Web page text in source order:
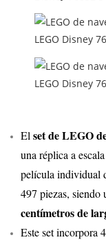
El set de LEGO
una réplica a
película individual
497 piezas, siendo
centímetros de
Este set incorpora